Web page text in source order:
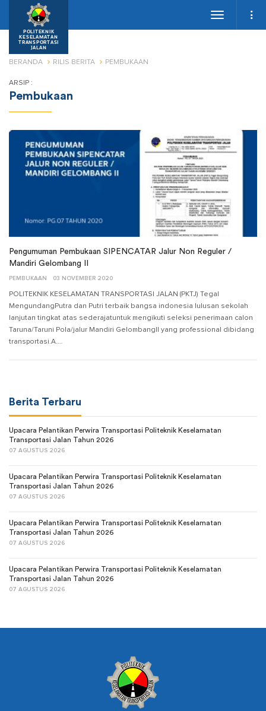
POLITEKNIK
KESELAMATAN
TRANSPORTASI
JALAN
Toggle
BERANDA RILIS BERITA PEMBUKAAN
ARSIP :
Pembukaan
Pengumuman Pembukaan SIPENCATAR Jalur Non Reguler /
Mandiri Gelombang II
PEMBUKAAN 03 NOVEMBER 2020
POLITEKNIK KESELAMATAN TRANSPORTASI JALAN (PKTJ) Tegal
MengundangPutra dan Putri terbaik bangsa indonesia lulusan sekolah
lanjutan tingkat atas sederajatuntuk mengikuti seleksi penerimaan calon
Taruna/Taruni Pola/jalur Mandiri GelombangII yang professional dibidang
transportasi.A.…
Berita Terbaru
Upacara Pelantikan Perwira Transportasi Politeknik Keselamatan
Transportasi Jalan Tahun 2026
07 AGUSTUS 2026
Upacara Pelantikan Perwira Transportasi Politeknik Keselamatan
Transportasi Jalan Tahun 2026
07 AGUSTUS 2026
Upacara Pelantikan Perwira Transportasi Politeknik Keselamatan
Transportasi Jalan Tahun 2026
07 AGUSTUS 2026
Upacara Pelantikan Perwira Transportasi Politeknik Keselamatan
Transportasi Jalan Tahun 2026
07 AGUSTUS 2026